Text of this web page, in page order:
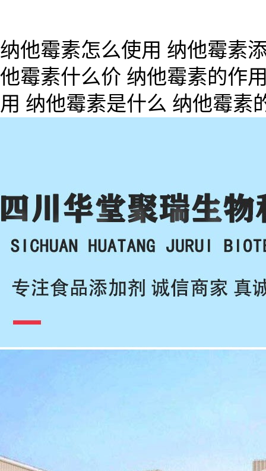
纳他霉素怎么使用 纳他霉素
他霉素什么价 纳他霉素的作
用 纳他霉素是什么 纳他霉